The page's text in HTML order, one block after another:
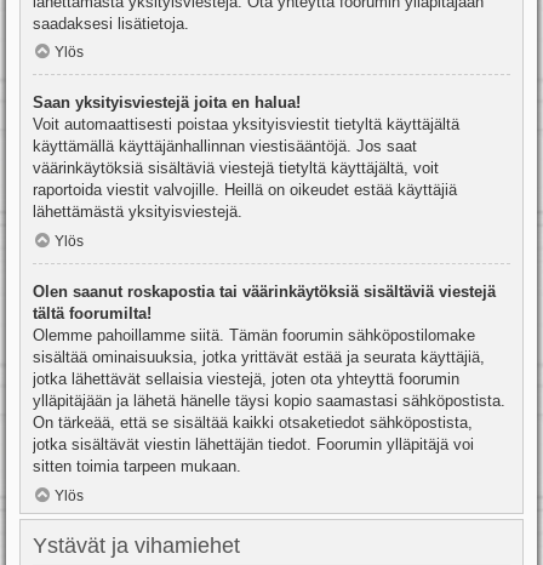
saadaksesi lisätietoja.
Ylös
Saan yksityisviestejä joita en halua!
Voit automaattisesti poistaa yksityisviestit tietyltä käyttäjältä
käyttämällä käyttäjänhallinnan viestisääntöjä. Jos saat
väärinkäytöksiä sisältäviä viestejä tietyltä käyttäjältä, voit
raportoida viestit valvojille. Heillä on oikeudet estää käyttäjiä
lähettämästä yksityisviestejä.
Ylös
Olen saanut roskapostia tai väärinkäytöksiä sisältäviä viestejä
tältä foorumilta!
Olemme pahoillamme siitä. Tämän foorumin sähköpostilomake
sisältää ominaisuuksia, jotka yrittävät estää ja seurata käyttäjiä,
jotka lähettävät sellaisia viestejä, joten ota yhteyttä foorumin
ylläpitäjään ja lähetä hänelle täysi kopio saamastasi sähköpostista.
On tärkeää, että se sisältää kaikki otsaketiedot sähköpostista,
jotka sisältävät viestin lähettäjän tiedot. Foorumin ylläpitäjä voi
sitten toimia tarpeen mukaan.
Ylös
Ystävät ja vihamiehet